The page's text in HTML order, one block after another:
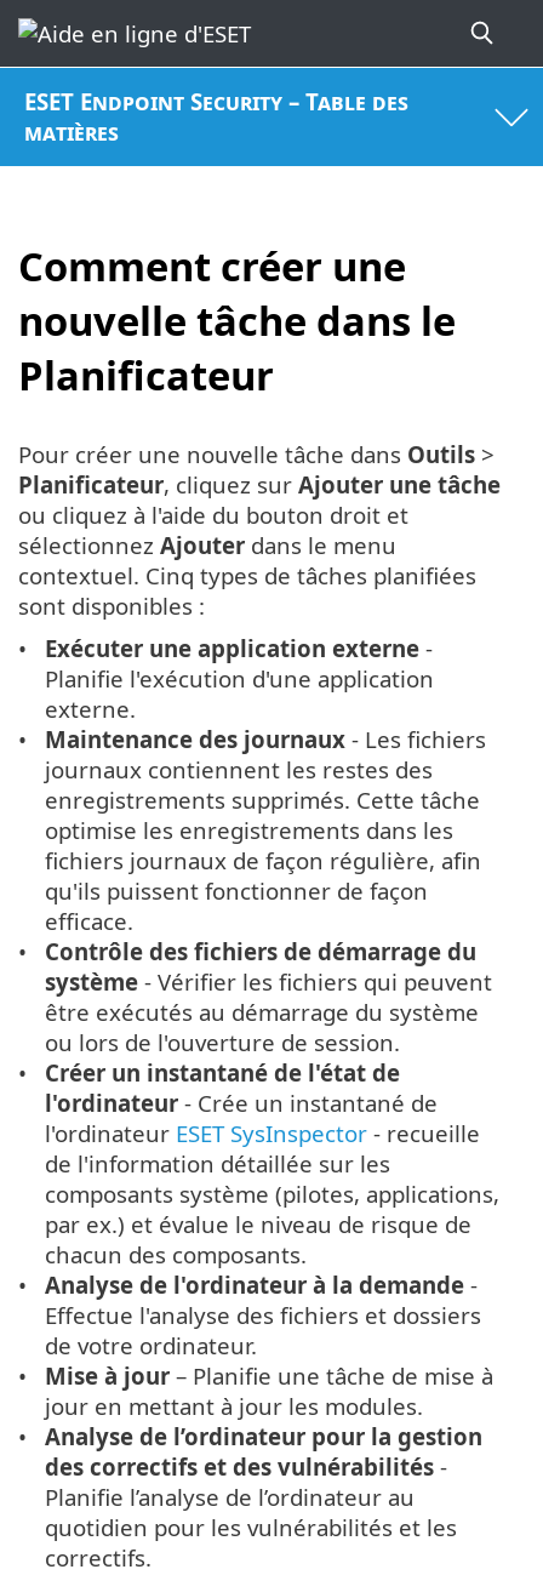
ESET Endpoint Security – Table des
matières
Comment créer une
nouvelle tâche dans le
Planificateur
Pour créer une nouvelle tâche dans Outils >
Planificateur, cliquez sur Ajouter une tâche
ou cliquez à l'aide du bouton droit et
sélectionnez Ajouter dans le menu
contextuel. Cinq types de tâches planifiées
sont disponibles :
Exécuter une application externe -
Planifie l'exécution d'une application
externe.
Maintenance des journaux - Les fichiers
journaux contiennent les restes des
enregistrements supprimés. Cette tâche
optimise les enregistrements dans les
fichiers journaux de façon régulière, afin
qu'ils puissent fonctionner de façon
efficace.
Contrôle des fichiers de démarrage du
système - Vérifier les fichiers qui peuvent
être exécutés au démarrage du système
ou lors de l'ouverture de session.
Créer un instantané de l'état de
l'ordinateur - Crée un instantané de
l'ordinateur ESET SysInspector- recueille
de l'information détaillée sur les
composants système (pilotes, applications,
par ex.) et évalue le niveau de risque de
chacun des composants.
Analyse de l'ordinateur à la demande -
Effectue l'analyse des fichiers et dossiers
de votre ordinateur.
Mise à jour – Planifie une tâche de mise à
jour en mettant à jour les modules.
Analyse de l’ordinateur pour la gestion
des correctifs et des vulnérabilités -
Planifie l’analyse de l’ordinateur au
quotidien pour les vulnérabilités et les
correctifs.